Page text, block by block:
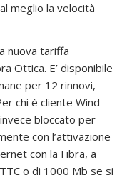
meglio la velocità
nuova tariffa
Ottica. E’ disponibile
per 12 rinnovi,
chi è cliente Wind
bloccato per
con l’attivazione
con la Fibra, a
o di 1000 Mb se si